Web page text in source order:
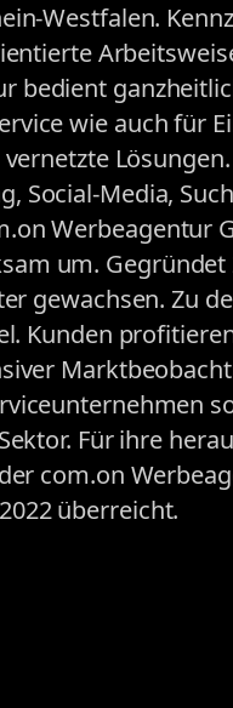
Westfalen.
bedient
wie auch für
Social-Media,
Werbeagentur
um.
gewachsen. Zu
Kunden
Für ihre
com.on
überreicht.